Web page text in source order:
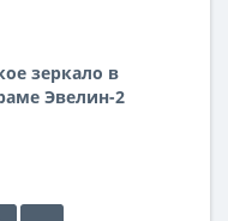
зеркало в
Эвелин-2